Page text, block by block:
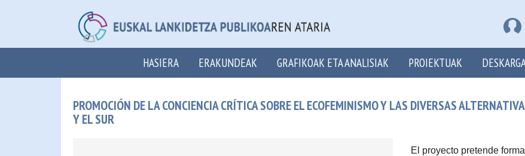
HASIERA ERAKUNDEAK GRAFIKOAK ETA ANALISIAK PROIEKTUAK
PROMOCIÓN DE LA CONCIENCIA CRÍTICA SOBRE EL ECOFEMINISMO Y LAS DIVERSAS
Y EL SUR
El proyecto pretende